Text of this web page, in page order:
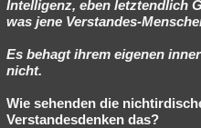
Intelligenz, eben letztendlich
was jene Verstandes-
Es behagt ihrem eigenen
nicht.
Wie sehenden die
Verstandesdenken das?